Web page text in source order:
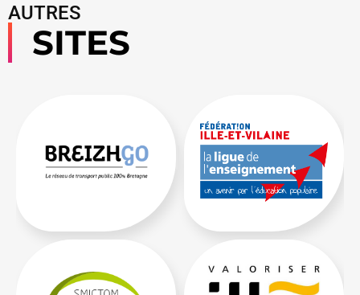
AUTRES
SITES